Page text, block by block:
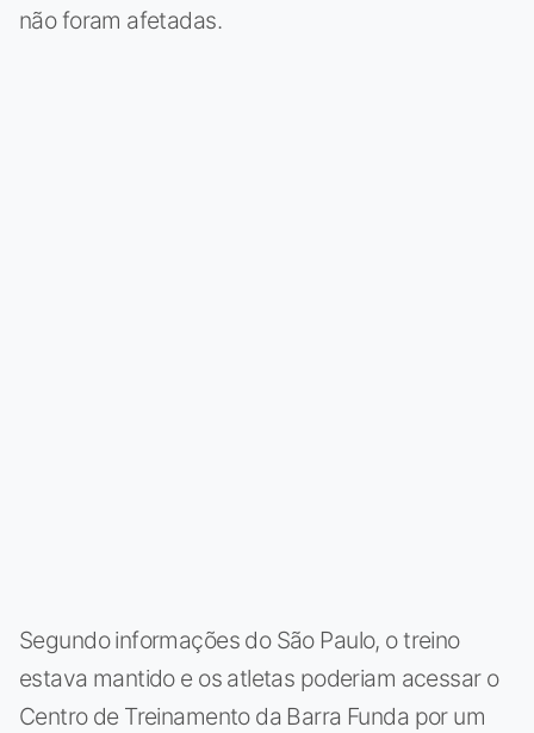
não foram afetadas.
Segundo informações do São Paulo, o treino
estava mantido e os atletas poderiam acessar o
Centro de Treinamento da Barra Funda por um